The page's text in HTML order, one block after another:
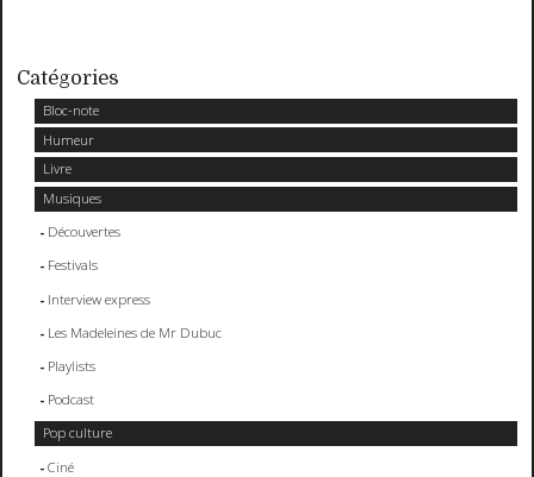
Catégories
Bloc-note
Humeur
Livre
Musiques
Découvertes
Festivals
Interview express
Les Madeleines de Mr Dubuc
Playlists
Podcast
Pop culture
Ciné